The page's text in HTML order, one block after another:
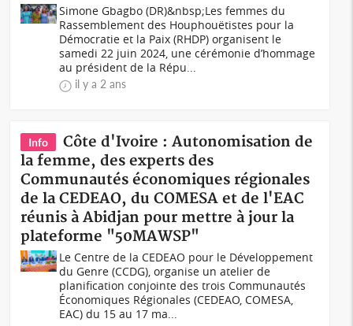
Simone Gbagbo (DR)&nbsp;Les femmes du
Rassemblement des Houphouëtistes pour la
Démocratie et la Paix (RHDP) organisent le
samedi 22 juin 2024, une cérémonie d’hommage
au président de la Répu...
il y a 2 ans
Info
Côte d'Ivoire : Autonomisation de
la femme, des experts des
Communautés économiques régionales
de la CEDEAO, du COMESA et de l'EAC
réunis à Abidjan pour mettre à jour la
plateforme "50MAWSP"
Le Centre de la CEDEAO pour le Développement
du Genre (CCDG), organise un atelier de
planification conjointe des trois Communautés
Économiques Régionales (CEDEAO, COMESA,
EAC) du 15 au 17 ma...